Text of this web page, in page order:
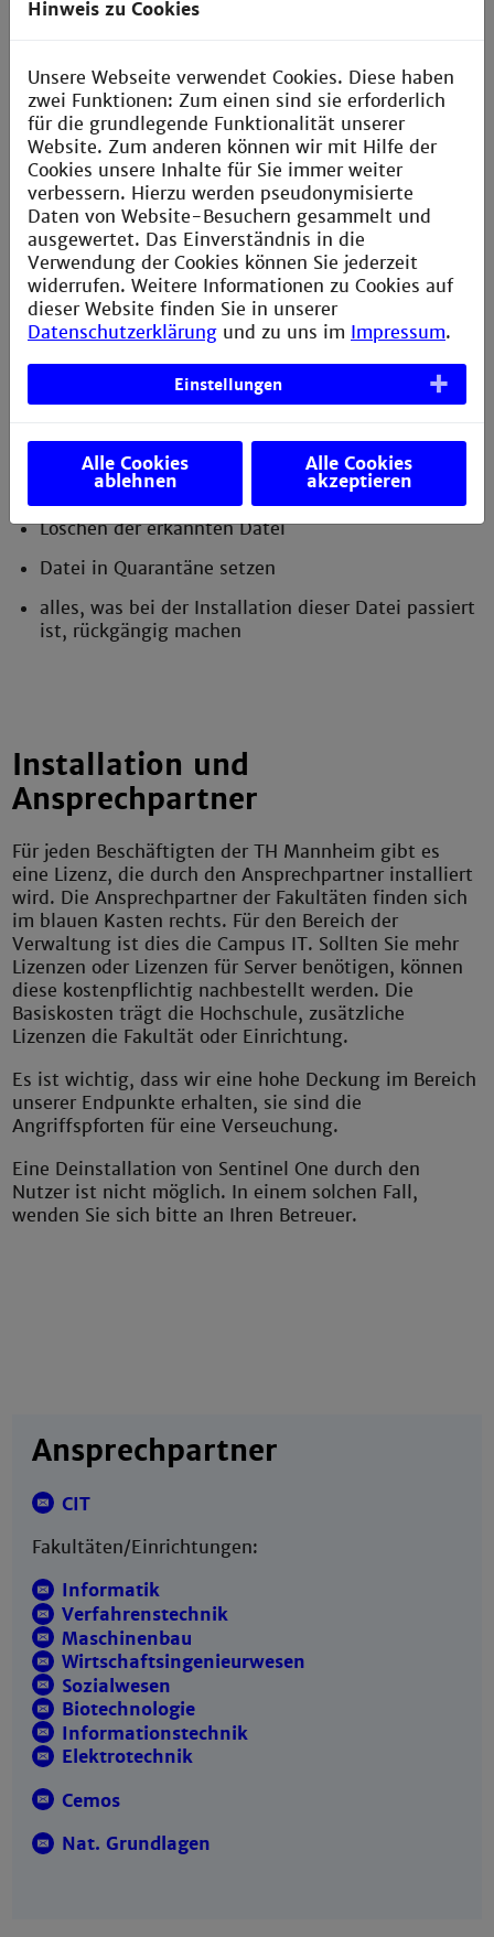
vermutlich böse (Suspicious)
Ihr Betreuer und wir können in einem solchen Fall
folgende Informationen sehen:
Der Betreuer kann dann manuell diesen Vorgang auf
“Fehlerhaft erkannt” (false positive) oder “bösartig”
(true positive, malicous) setzen.
Zudem kann der Betreuer die folgenden Optionen
durchführen:
Löschen der erkannten Datei
Datei in Quarantäne setzen
alles, was bei der Installation dieser Datei passiert
ist, rückgängig machen
Installation und
Ansprechpartner
Für jeden Beschäftigten der TH Mannheim gibt es
eine Lizenz, die durch den Ansprechpartner installiert
wird. Die Ansprechpartner der Fakultäten finden sich
im blauen Kasten rechts. Für den Bereich der
Verwaltung ist dies die Campus IT. Sollten Sie mehr
Lizenzen oder Lizenzen für Server benötigen, können
diese kostenpflichtig nachbestellt werden. Die
Basiskosten trägt die Hochschule, zusätzliche
Lizenzen die Fakultät oder Einrichtung.
Es ist wichtig, dass wir eine hohe Deckung im Bereich
unserer Endpunkte erhalten, sie sind die
Angriffspforten für eine Verseuchung.
Eine Deinstallation von Sentinel One durch den
Nutzer ist nicht möglich. In einem solchen Fall,
wenden Sie sich bitte an Ihren Betreuer.
Ansprechpartner
CIT
Fakultäten/Einrichtungen:
Informatik
Verfahrenstechnik
Maschinenbau
Wirtschaftsingenieurwesen
Sozialwesen
Biotechnologie
Informationstechnik
Elektrotechnik
Cemos
Nat. Grundlagen
Hinweis zu Cookies
Unsere Webseite verwendet Cookies. Diese haben
zwei Funktionen: Zum einen sind sie erforderlich
für die grundlegende Funktionalität unserer
Website. Zum anderen können wir mit Hilfe der
Cookies unsere Inhalte für Sie immer weiter
verbessern. Hierzu werden pseudonymisierte
Daten von Website-Besuchern gesammelt und
ausgewertet. Das Einverständnis in die
Verwendung der Cookies können Sie jederzeit
widerrufen. Weitere Informationen zu Cookies auf
dieser Website finden Sie in unserer
Datenschutzerklärung und zu uns im Impressum.
Einstellungen
Alle Cookies
ablehnen
Alle Cookies
akzeptieren